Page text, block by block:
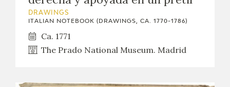
EL VIAJE DE GOYA
DRAWINGS
ITALIAN NOTEBOOK (DRAWINGS, CA. 1770-1786)
Ca. 1771
The Prado National Museum. Madrid